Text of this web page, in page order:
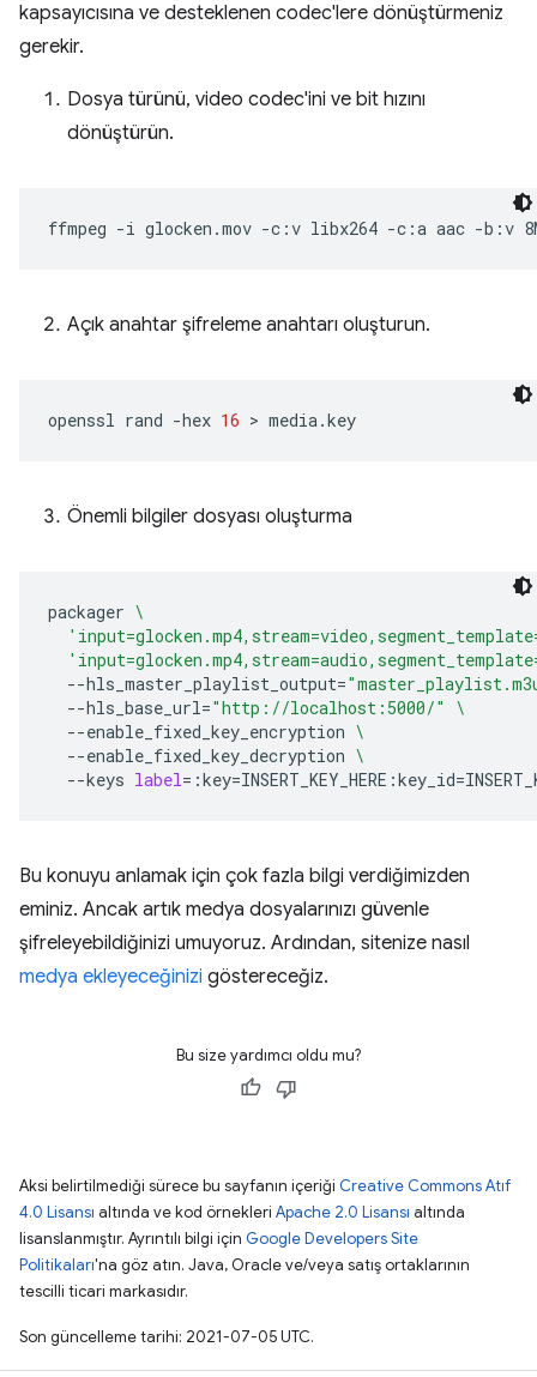
kapsayıcısına ve desteklenen codec'lere dönüştürmeniz
gerekir.
Dosya türünü, video codec'ini ve bit hızını
dönüştürün.
ffmpeg -i glocken.mov -c:v libx264 -c:a aac -b:v
Açık anahtar şifreleme anahtarı oluşturun.
openssl rand -hex 16 >
Önemli bilgiler dosyası oluşturma
packager \
--hls_master_playlist_output=
--hls_base_url="http://localhost:5000/"
\
--enable_fixed_key_encryption \
--enable_fixed_key_decryption \
--keys label= :key=INSERT_KEY_HERE:key_id=
Bu konuyu anlamak için çok fazla bilgi verdiğimizden
eminiz. Ancak artık medya dosyalarınızı güvenle
şifreleyebildiğinizi umuyoruz. Ardından, sitenize nasıl
medya ekleyeceğinizi göstereceğiz.
Bu size yardımcı oldu mu?
Aksi belirtilmediği sürece bu sayfanın içeriği Creative Commons Atıf
4.0 Lisansı altında ve kod örnekleri Apache 2.0 Lisansı altında
lisanslanmıştır. Ayrıntılı bilgi için Google Developers Site
Politikaları'na göz atın. Java, Oracle ve/veya satış ortaklarının
tescilli ticari markasıdır.
Son güncelleme tarihi: 2021-07-05 UTC.